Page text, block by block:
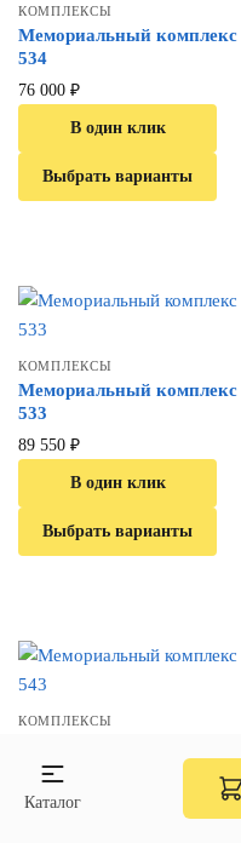
Каталог
КОМПЛЕКСЫ
Мемориальный комплекс
534
76 000 ₽
В один клик
Выбрать варианты
КОМПЛЕКСЫ
Мемориальный комплекс
533
89 550 ₽
В один клик
Выбрать варианты
КОМПЛЕКСЫ
543
104 050₽